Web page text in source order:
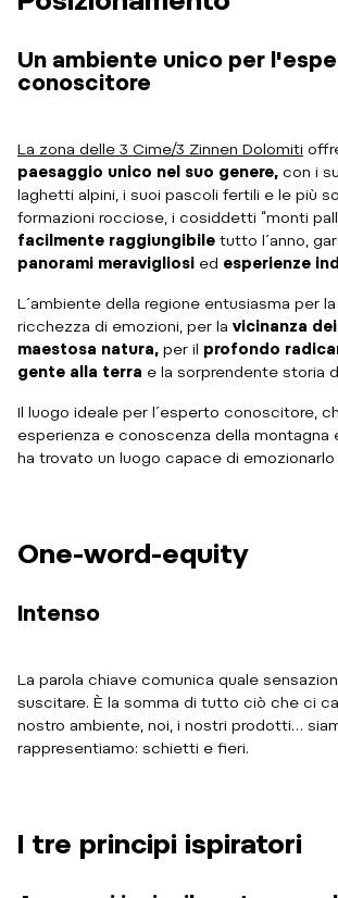
Un ambiente unico per
conoscitore
La zona delle 3 Cime/3 Zinnen Dolomiti
paesaggio unico nel suo genere, con i
laghetti alpini, i suoi pascoli fertili e le più
formazioni rocciose, i cosiddetti “monti
facilmente raggiungibile tutto l´anno,
panorami meravigliosi ed esperienze
L´ambiente della regione entusiasma per la
ricchezza di emozioni, per la vicinanza
maestosa natura, per il profondo
gente alla terra e la sorprendente storia
Il luogo ideale per l´esperto conoscitore,
esperienza e conoscenza della montagna
ha trovato un luogo capace di emozionarlo
One-word-equity
Intenso
La parola chiave comunica quale
suscitare. È la somma di tutto ciò che ci
nostro ambiente, noi, i nostri prodotti…
rappresentiamo: schietti e fieri.
I tre principi ispiratori